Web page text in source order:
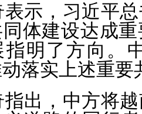
表示，习近平
体建设达成
指明了方向。
落实上述重要
指出，中方将